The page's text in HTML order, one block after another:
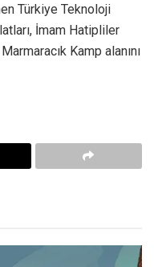
Türkiye Teknoloji
İmam Hatipliler
Kamp alanını